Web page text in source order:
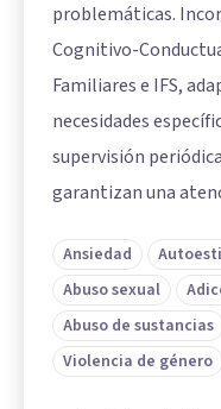
problemáticas.
Cognitivo-
Familiares e IFS,
necesidades
supervisión
garantizan una
Ansiedad
Abuso sexual
Abuso de sustancias
Violencia de género